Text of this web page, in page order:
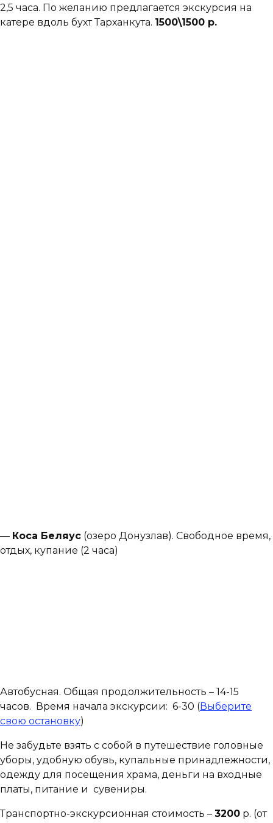
2,5 часа. По желанию предлагается экскурсия на
катере вдоль бухт Тарханкута. 1500\1500 р.
— Коса Беляус (озеро Донузлав). Свободное время,
отдых, купание (2 часа)
Автобусная. Общая продолжительность – 14-15
часов. Время начала экскурсии: 6-30 (Выберите
свою остановку)
Не забудьте взять с собой в путешествие головные
уборы, удобную обувь, купальные принадлежности,
одежду для посещения храма, деньги на входные
платы, питание и сувениры.
Транспортно-экскурсионная стоимость – 3200 р. (от